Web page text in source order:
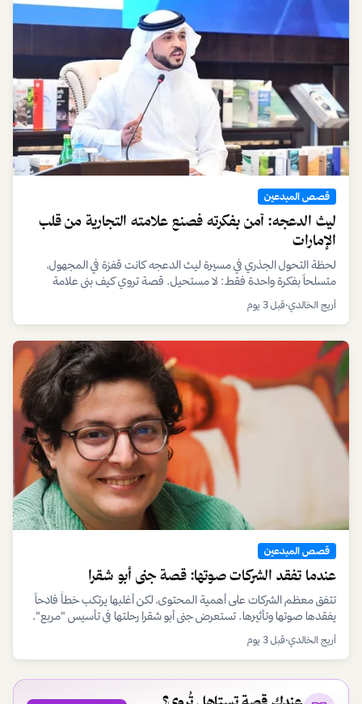
قصص المبدعين
ليث الدعجه: آمن بفكرته فصنع علامته التجارية من قلب
الإمارات
لحظة التحول الجذري في مسيرة ليث الدعجه كانت قفزة في المجهول،
متسلحاً بفكرة واحدة فقط: لا مستحيل. قصة تروي كيف بنى علامة
تجارية من الصفر متجاوزاً التحديات بإصرار وعزيمة.
أريج الخالدي•قبل 3 يوم
قصص المبدعين
عندما تفقد الشركات صوتها: قصة جنى أبو شقرا
تتفق معظم الشركات على أهمية المحتوى، لكن أغلبها يرتكب خطأً فادحاً
يفقدها صوتها وتأثيرها. تستعرض جنى أبو شقرا رحلتها في تأسيس "مربع"،
وهي رؤية لإعادة بوصلة التسويق نحو الأصالة والتمكين.
أريج الخالدي•قبل 3 يوم